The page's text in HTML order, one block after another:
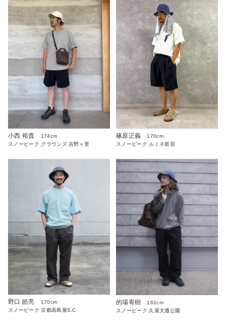
小西 裕貴
174cm
スノーピーク グラウンズ 吉野ヶ里
篠原正義
170cm
スノーピーク ルミネ新宿
野口 皓亮
170cm
スノーピーク 京都高島屋S.C.
的場宥樹
161cm
スノーピーク 久屋大通公園